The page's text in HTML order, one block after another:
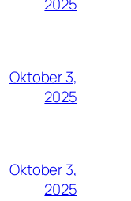
Oktober 3,
2025
Oktober 3,
2025